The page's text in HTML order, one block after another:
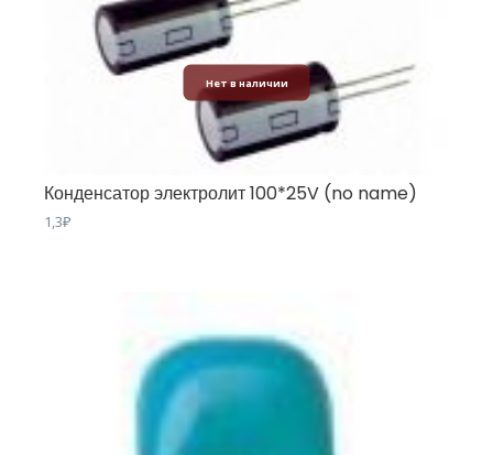
Нет в наличии
Конденсатор электролит 100*25V (no name)
1,3₽